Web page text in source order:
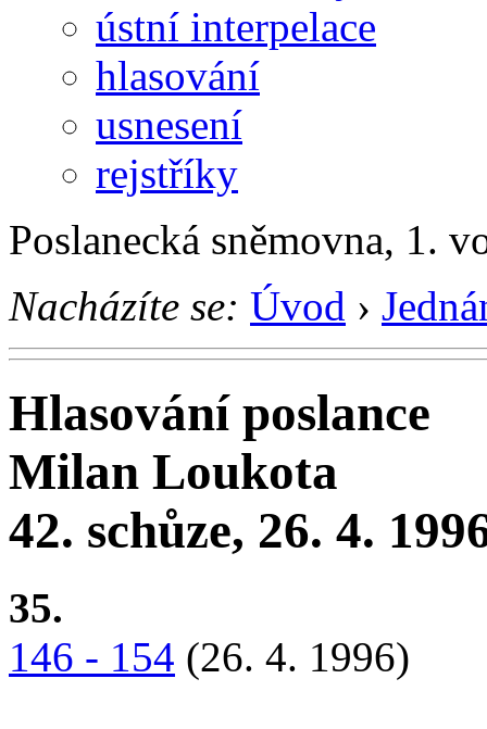
ústní interpelace
hlasování
usnesení
rejstříky
Poslanecká sněmovna, 1.
Nacházíte se: Úvod ›
Hlasování poslance
Milan Loukota
42. schůze, 26. 4.
35.
146 - 154 (26. 4. 1996)